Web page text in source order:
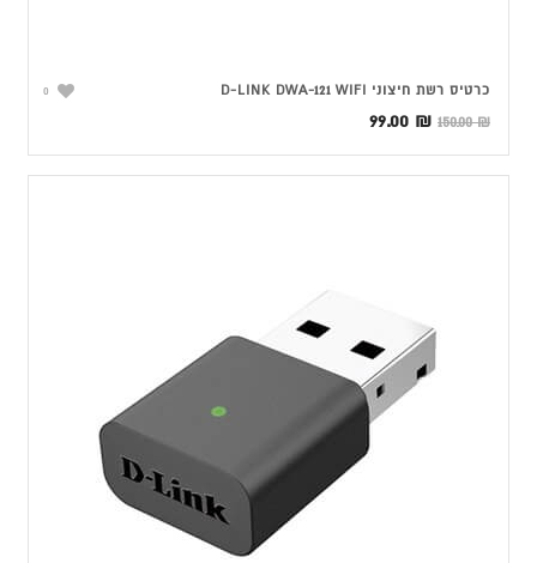
0 כרטיס רשת ‏חיצוני D-LINK DWA-121 WIFI
150.00₪
המחיר
היה:
99.00 ₪
המחיר
הוא: